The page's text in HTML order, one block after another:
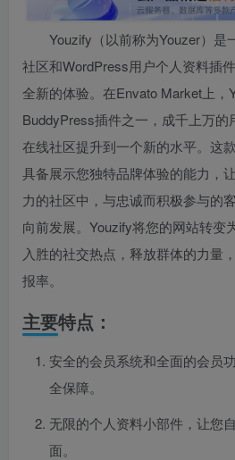
Youzify（以前称为Youzer）是
社区和WordPress用户个人资料插
全新的体验。在Envato Market上，
BuddyPress插件之一，成千上万
在线社区提升到一个新的水平。这
具备展示您独特品牌体验的能力，
力的社区中，与忠诚而积极参与的
向前发展。Youzify将您的网站转变
入胜的社交热点，释放群体的力量
报率。
主要特点：
安全的会员系统和全面的会员
全保障。
无限的个人资料小部件，让您
面。